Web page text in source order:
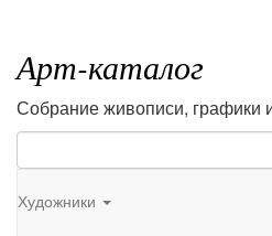
Арт-каталог
Собрание живописи, графики
Художники